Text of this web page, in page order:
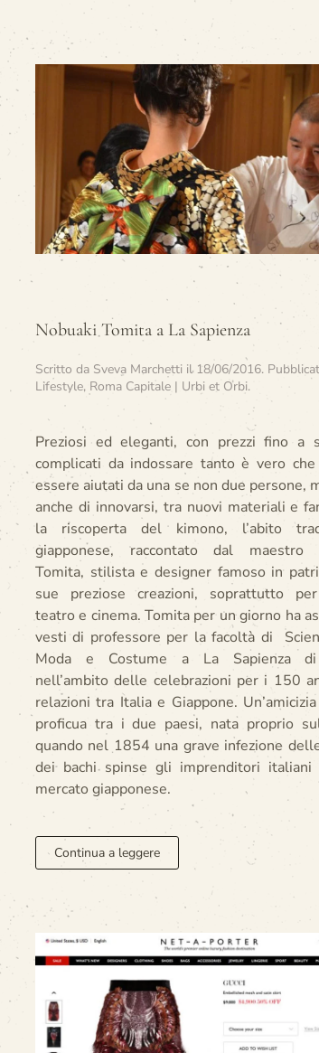
Nobuaki Tomita a La Sapienza
Scritto da Sveva Marchetti il 18/06/2016.
Lifestyle, Roma Capitale | Urbi et Orbi.
Preziosi ed eleganti, con prezzi fino a
complicati da indossare tanto è vero che
essere aiutati da una se non due persone,
anche di innovarsi, tra nuovi materiali e
la riscoperta del kimono, l’abito
giapponese, raccontato dal maestro
Tomita, stilista e designer famoso in
sue preziose creazioni, soprattutto
teatro e cinema. Tomita per un giorno ha
vesti di professore per la facoltà di
Moda e Costume a La Sapienza di
nell’ambito delle celebrazioni per i 150
relazioni tra Italia e Giappone.
proficua tra i due paesi, nata proprio
quando nel 1854 una grave infezione
dei bachi spinse gli imprenditori
mercato giapponese.
Continua a leggere